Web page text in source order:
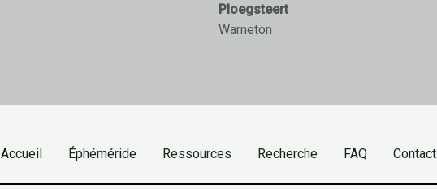
Ploegsteert
Warneton
Accueil Éphéméride Ressources Recherche FAQ Contact